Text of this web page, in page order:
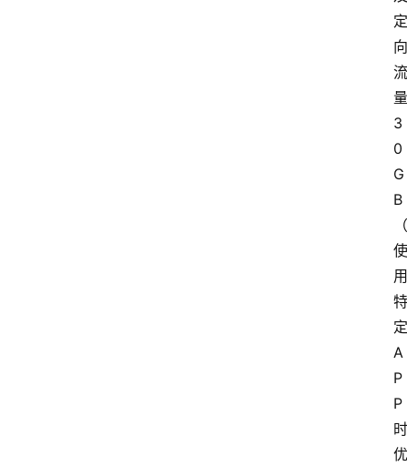
定
向
流
量
3
0
G
B
（
使
用
特
定
A
P
P
时
优